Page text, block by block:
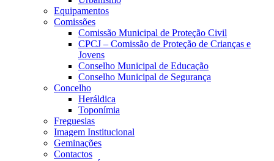
Equipamentos
Comissões
Comissão Municipal de Proteção Civil
CPCJ – Comissão de Proteção de Crianças e
Jovens
Conselho Municipal de Educação
Conselho Municipal de Segurança
Concelho
Heráldica
Toponímia
Freguesias
Imagem Institucional
Geminações
Contactos